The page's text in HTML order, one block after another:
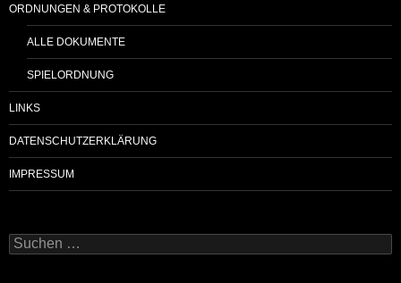
ORDNUNGEN & PROTOKOLLE
ALLE DOKUMENTE
SPIELORDNUNG
LINKS
DATENSCHUTZERKLÄRUNG
IMPRESSUM
Suchen
nach: